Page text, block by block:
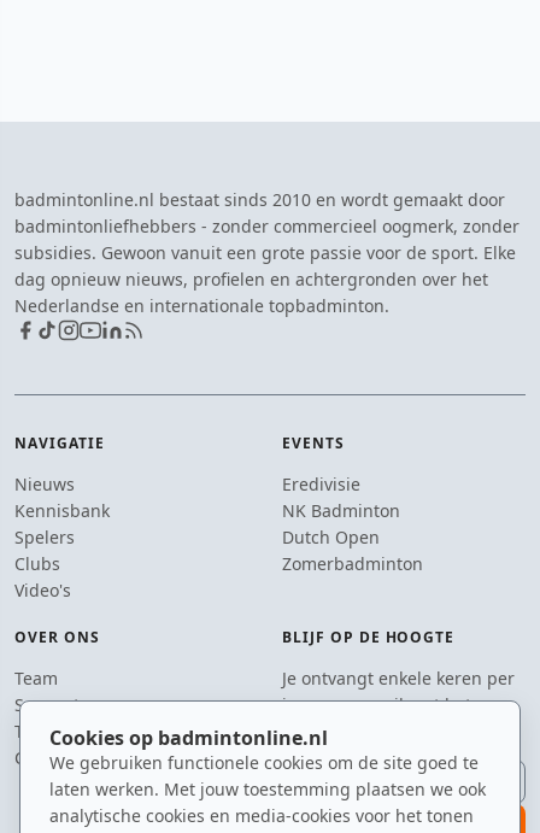
Cookies op badmintonline.nl
We gebruiken functionele cookies om de site goed te
laten werken. Met jouw toestemming plaatsen we ook
analytische cookies en media-cookies voor het tonen
badmintonline.nl bestaat sinds 2010 en wordt gemaakt door
badmintonliefhebbers - zonder commercieel oogmerk, zonder
subsidies. Gewoon vanuit een grote passie voor de sport. Elke
dag opnieuw nieuws, profielen en achtergronden over het
Nederlandse en internationale topbadminton.
NAVIGATIE
Nieuws
Kennisbank
Spelers
Clubs
Video's
EVENTS
Eredivisie
NK Badminton
Dutch Open
Zomerbadminton
OVER ONS
Team
Supporters
Tip de redactie
Contact
BLIJF OP DE HOOGTE
Je ontvangt enkele keren per
jaar een e-mail met het
laatste badmintonnieuws.
E-mailadres
aanmelden